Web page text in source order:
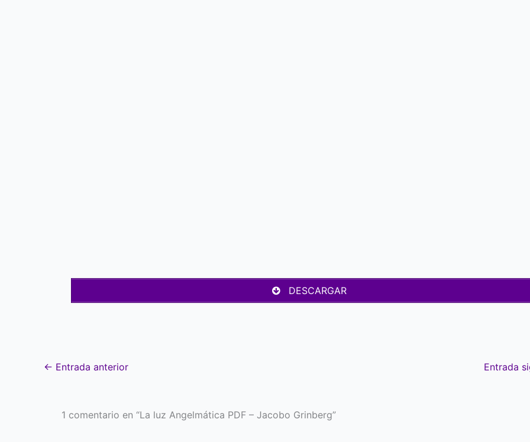
DESCARGAR
← Entrada anterior Entrada
1 comentario en “La luz Angelmática PDF – Jacobo Grinberg”